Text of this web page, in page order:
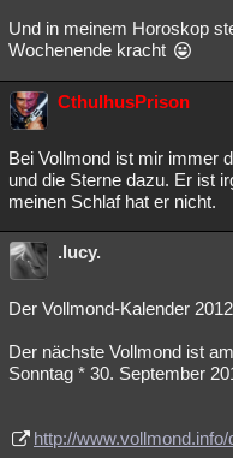
Und in meinem Horoskop
Wochenende kracht
CthulhusPrison
Bei Vollmond ist mir immer
und die Sterne dazu. Er ist
meinen Schlaf hat er nicht.
.lucy.
Der Vollmond-Kalender 2012
Der nächste Vollmond ist
Sonntag * 30. September
http://